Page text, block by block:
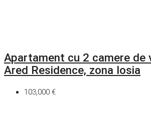
Apartament cu 2 camere de
Ared Residence, zona Iosia
103,000 €